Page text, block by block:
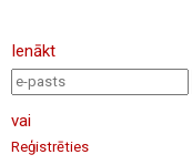
Ienākt
vai
Reģistrēties